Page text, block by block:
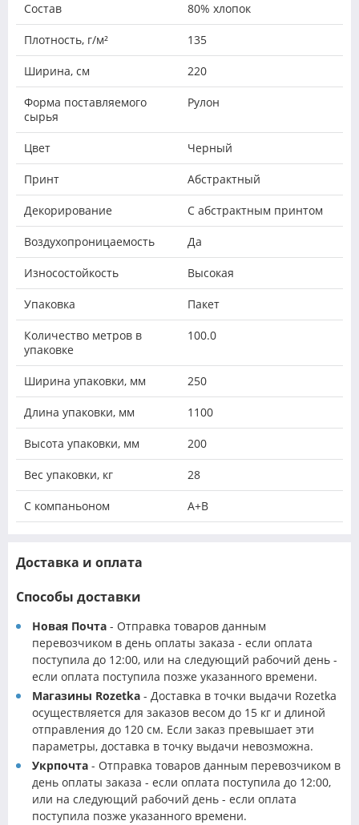
Состав 80% хлопок
Плотность, г/м² 135
Ширина, см 220
Форма поставляемого
сырья
Рулон
Цвет Черный
Принт Абстрактный
Декорирование С абстрактным принтом
Воздухопроницаемость Да
Износостойкость Высокая
Упаковка Пакет
Количество метров в
упаковке
100.0
Ширина упаковки, мм 250
Длина упаковки, мм 1100
Высота упаковки, мм 200
Вес упаковки, кг 28
С компаньоном A+B
Доставка и оплата
Способы доставки
Новая Почта - Отправка товаров данным
перевозчиком в день оплаты заказа - если оплата
поступила до 12:00, или на следующий рабочий день -
если оплата поступила позже указанного времени.
Магазины Rozetka - Доставка в точки выдачи Rozetka
осуществляется для заказов весом до 15 кг и длиной
отправления до 120 см. Если заказ превышает эти
параметры, доставка в точку выдачи невозможна.
Укрпочта - Отправка товаров данным перевозчиком в
день оплаты заказа - если оплата поступила до 12:00,
или на следующий рабочий день - если оплата
поступила позже указанного времени.